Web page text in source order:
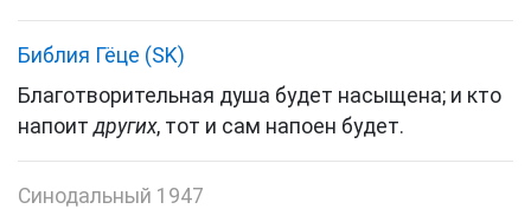
Библия Гёце (SK)
Благотворительная душа будет насыщена; и кто
напоит других, тот и сам напоен будет.
Синодальный 1947